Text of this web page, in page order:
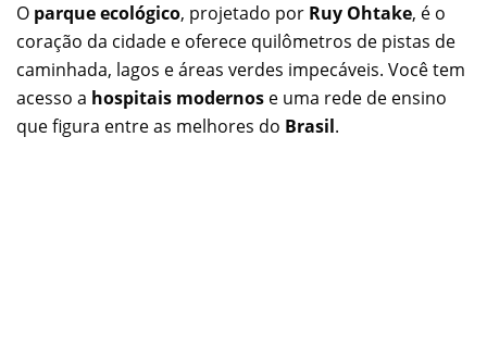
O parque ecológico, projetado por Ruy Ohtake, é o
coração da cidade e oferece quilômetros de pistas de
caminhada, lagos e áreas verdes impecáveis. Você tem
acesso a hospitais modernos e uma rede de ensino
que figura entre as melhores do Brasil.